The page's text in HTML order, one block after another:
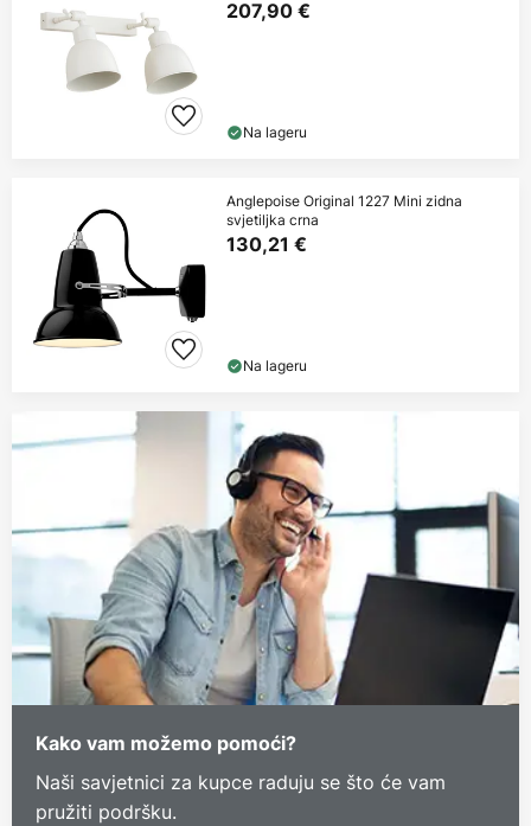
207,90 €
Na lageru
Anglepoise Original 1227 Mini zidna
svjetiljka crna
130,21 €
Na lageru
Kako vam možemo pomoći?
Naši savjetnici za kupce raduju se što će vam
pružiti podršku.